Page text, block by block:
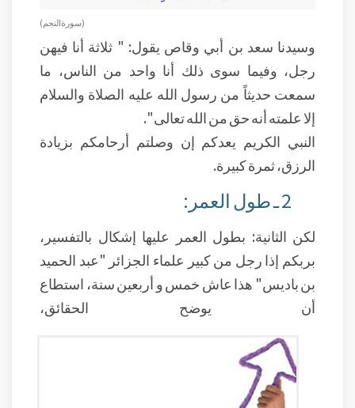
( سورة النجم )
وسيدنا سعد بن أبي وقاص يقول: " ثلاثة أنا فيهن
رجل، وفيما سوى ذلك أنا واحد من الناس، ما
سمعت حديثاً من رسول الله عليه الصلاة والسلام
إلا علمته أنه حق من الله تعالى ".
النبي الكريم يعدكم إن وصلتم أرحامكم بزيادة
الرزق، ثمرة كبيرة.
2 ـ طول العمر:
لكن الثانية: بطول العمر عليها إشكال بالتفسير،
بربكم إذا رجل من كبير علماء الجزائر "عبد الحميد
بن باديس" هذا عاش خمس و أربعين سنة، استطاع
أن يوضح الحقائق،